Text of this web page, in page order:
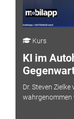
Kurs
KI im
Dr. Steven
wahrgenommen